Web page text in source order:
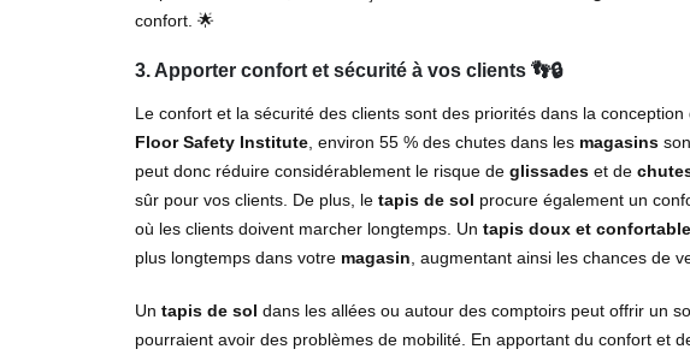
confort. 🌟
3. Apporter confort et sécurité à vos clients 👣🔒
Le confort et la sécurité des clients sont des priorités dans la conception
Floor Safety Institute , environ 55 % des chutes dans les magasins
peut donc réduire considérablement le risque de glissades et de
sûr pour vos clients. De plus, le tapis de sol procure également un
où les clients doivent marcher longtemps. Un tapis doux et confortable
plus longtemps dans votre magasin , augmentant ainsi les chances de
Un tapis de sol dans les allées ou autour des comptoirs peut offrir un
pourraient avoir des problèmes de mobilité. En apportant du confort et